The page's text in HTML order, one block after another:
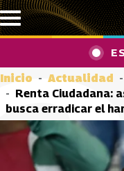
Pasar al contenido
Inicio Actualidad
Renta Ciudadana:
busca erradicar el